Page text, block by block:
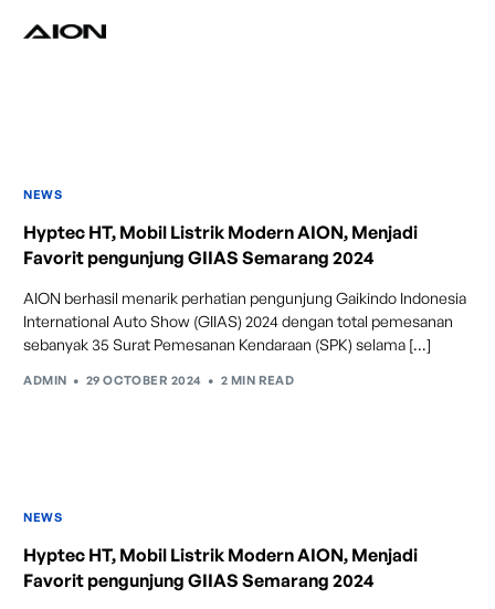
NEWS
Hyptec HT, Mobil Listrik Modern AION, Menjadi
Favorit pengunjung GIIAS Semarang 2024
AION berhasil menarik perhatian pengunjung Gaikindo Indonesia
International Auto Show (GIIAS) 2024 dengan total pemesanan
sebanyak 35 Surat Pemesanan Kendaraan (SPK) selama […]
ADMIN 29 OCTOBER 2024 2 MIN READ
NEWS
Hyptec HT, Mobil Listrik Modern AION, Menjadi
Favorit pengunjung GIIAS Semarang 2024
Download Brochure
Test Drive
Adaptive Cruise Control with Stop and